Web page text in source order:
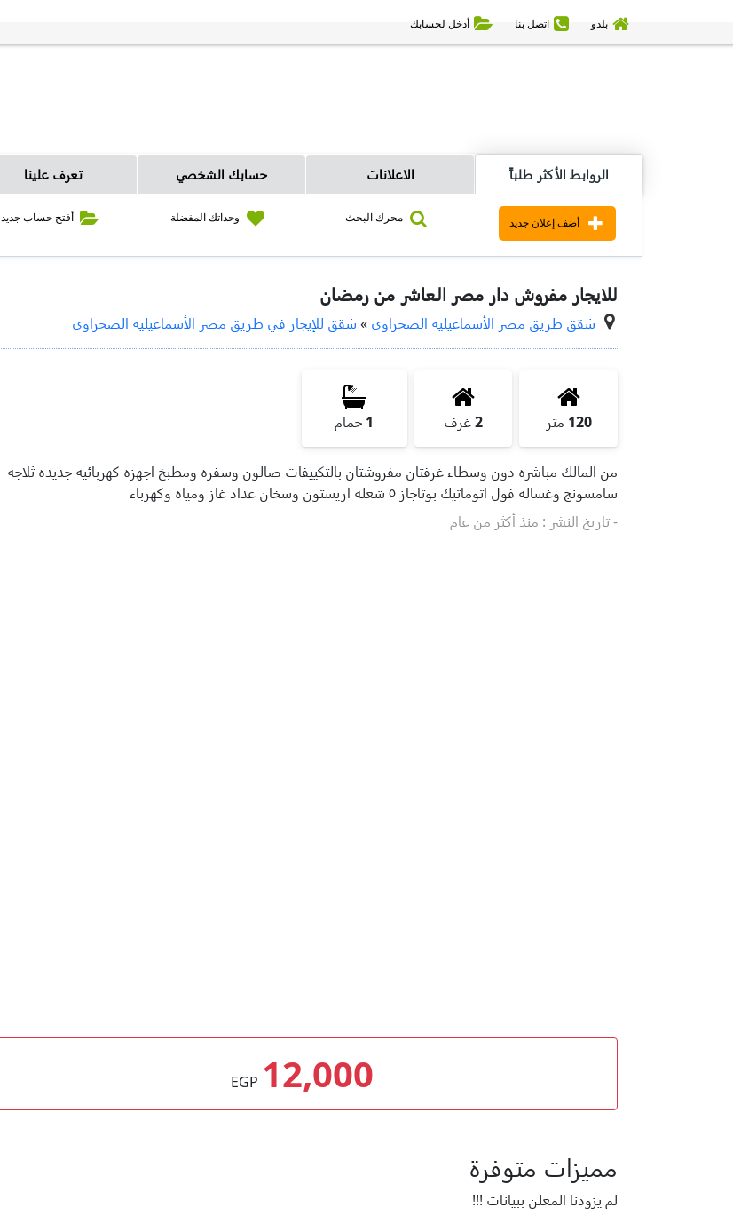
بلدو اتصل بنا أدخل لحسابك
الروابط الأكثر طلباً
أضف إعلان جديد محرك البحث وحداتك المفضلة أفتح حساب جديد
الاعلانات حسابك الشخصي تعرف علينا
للايجار مفروش دار مصر العاشر من رمضان
شقق طريق مصر الأسماعيليه الصحراوى » شقق للإيجار في طريق مصر الأسماعيليه الصحراوى
120 متر 2غرف 1 حمام
من المالك مباشره دون وسطاء غرفتان مفروشتان بالتكييفات صالون وسفره ومطبخ اجهزه كهربائيه جديده ثلاجه
سامسونج وغساله فول اتوماتيك بوتاجاز ٥ شعله اريستون وسخان عداد غاز ومياه وكهرباء
- تاريخ النشر : منذ أكثر من عام
12,000
مميزات متوفرة
لم يزودنا المعلن ببيانات !!!